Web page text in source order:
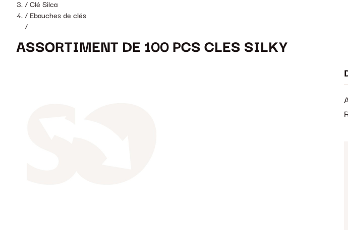
Clé Silca
Ebauches de clés
/
ASSORTIMENT DE 100 PCS CLES SILKY